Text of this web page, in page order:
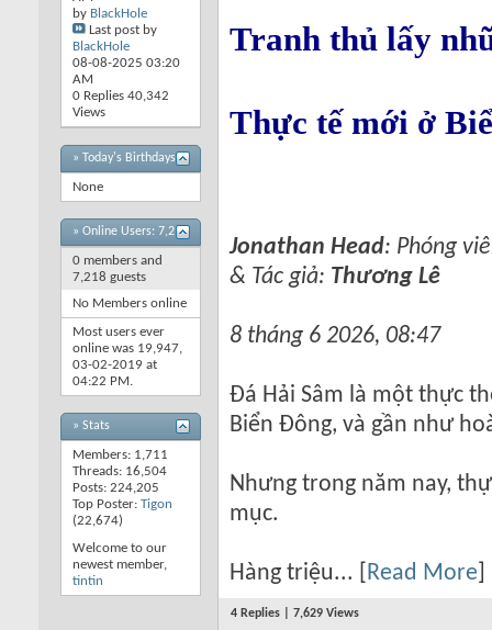
by BlackHole
Last post by
BlackHole
08-08-2025 03:20
AM
0 Replies 40,342
Views
» Today's Birthdays
None
» Online Users: 7,218
0 members and
7,218 guests
No Members online
Most users ever
online was 19,947,
03-02-2019 at
04:22 PM.
» Stats
Members: 1,711
Threads: 16,504
Posts: 224,205
Top Poster: Tigon
(22,674)
Welcome to our
newest member,
tintin
Tranh thủ lấy
Thực tế mới ở
Jonathan Head: Phóng
& Tác giả: Thương Lê
8 tháng 6 2026, 08:47
Đá Hải Sâm là một thực
Biển Đông, và gần như
Nhưng trong năm nay,
mục.
Hàng triệu... [ Read More
4 Replies | 7,629 Views